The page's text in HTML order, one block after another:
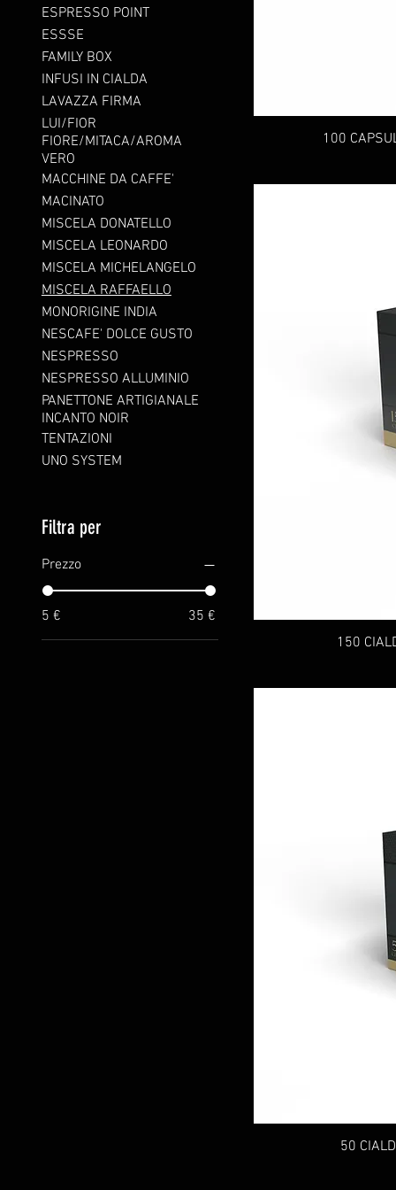
ESPRESSO POINT
ESSSE
FAMILY BOX
INFUSI IN CIALDA
LAVAZZA FIRMA
LUI/FIOR
FIORE/MITACA/AROMA
VERO
MACCHINE DA CAFFE'
MACINATO
MISCELA DONATELLO
MISCELA LEONARDO
MISCELA MICHELANGELO
MISCELA RAFFAELLO
MONORIGINE INDIA
NESCAFE' DOLCE GUSTO
NESPRESSO
NESPRESSO ALLUMINIO
PANETTONE ARTIGIANALE
INCANTO NOIR
TENTAZIONI
UNO SYSTEM
Filtra per
Prezzo
5 € 35 €
100
150
50